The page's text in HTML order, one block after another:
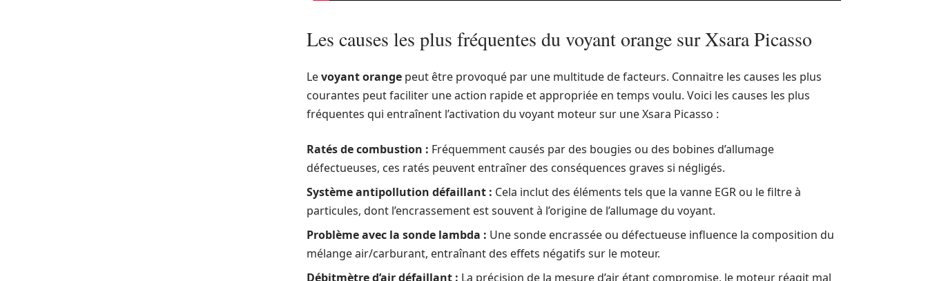
Les causes les plus fréquentes du voyant orange sur Xsara Picasso
Levoyant orange peut être provoqué par une multitude de facteurs. Connaitre les causes les plus
courantes peut faciliter une action rapide et appropriée en temps voulu. Voici les causes les plus
fréquentes qui entraînent l’activation du voyant moteur sur une Xsara Picasso :
Ratés de combustion : Fréquemment causés par des bougies ou des bobines d’allumage
défectueuses, ces ratés peuvent entraîner des conséquences graves si négligés.
Système antipollution défaillant : Cela inclut des éléments tels que la vanne EGR ou le filtre à
particules, dont l’encrassement est souvent à l’origine de l’allumage du voyant.
Problème avec la sonde lambda : Une sonde encrassée ou défectueuse influence la composition du
mélange air/carburant, entraînant des effets négatifs sur le moteur.
Débitmètre d’air défaillant : La précision de la mesure d’air étant compromise, le moteur réagit mal